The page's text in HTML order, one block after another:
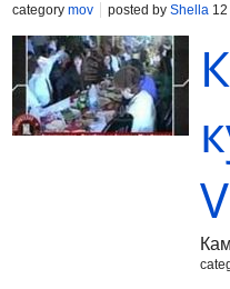
category mov posted by Shella